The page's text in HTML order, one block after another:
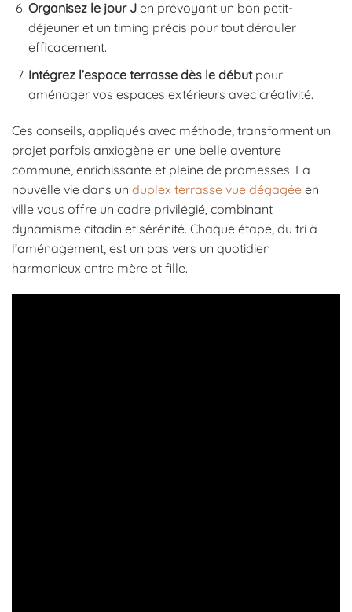
Organisez le jour Jen prévoyant un bon petit-
déjeuner et un timing précis pour tout dérouler
efficacement.
Intégrez l’espace terrasse dès le débutpour
aménager vos espaces extérieurs avec créativité.
Ces conseils, appliqués avec méthode, transforment un
projet parfois anxiogène en une belle aventure
commune, enrichissante et pleine de promesses. La
nouvelle vie dans un duplex terrasse vue dégagée en
ville vous offre un cadre privilégié, combinant
dynamisme citadin et sérénité. Chaque étape, du tri à
l’aménagement, est un pas vers un quotidien
harmonieux entre mère et fille.